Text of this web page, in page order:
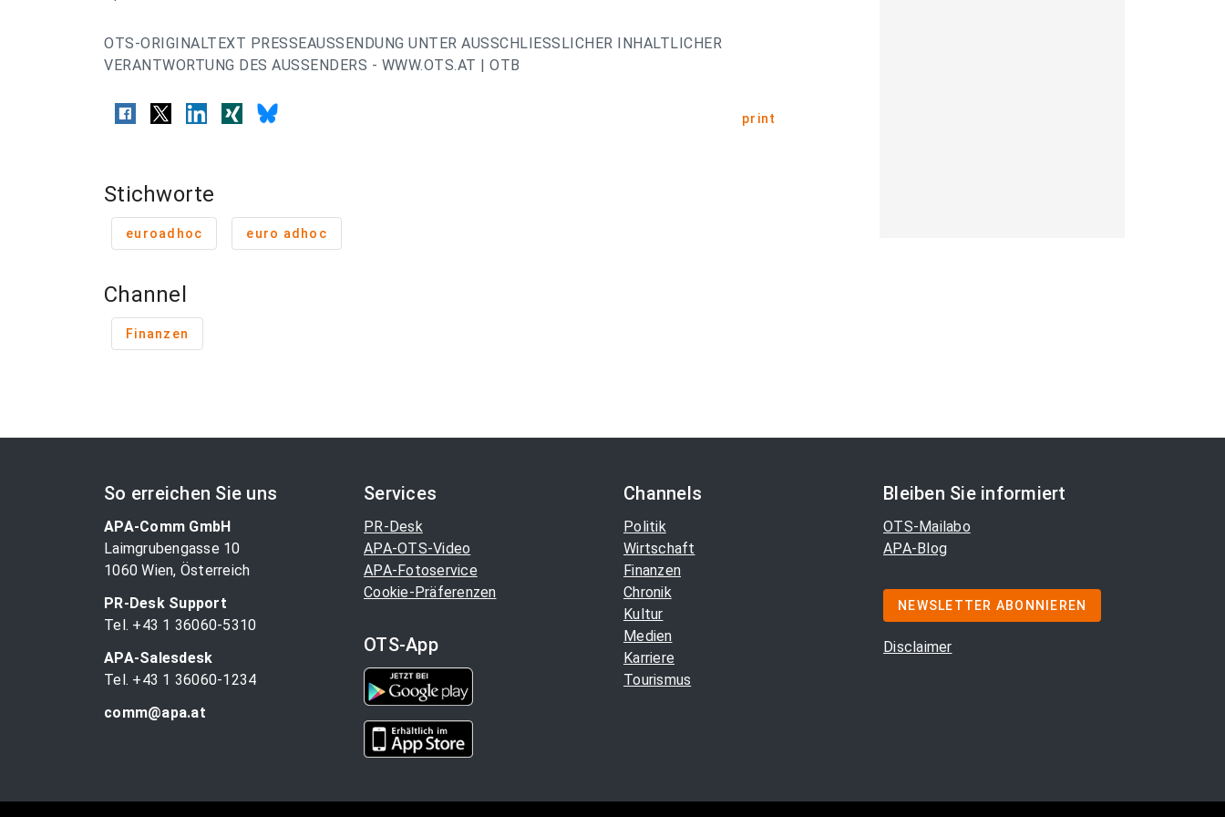
OTS-ORIGINALTEXT PRESSEAUSSENDUNG UNTER AUSSCHLIESSLICHER INHALTLICHER
VERANTWORTUNG DES AUSSENDERS - WWW.OTS.AT | OTB
print
Stichworte
euroadhoc euro adhoc
Channel
Finanzen
So erreichen Sie uns
APA-Comm GmbH
Laimgrubengasse 10
1060 Wien, Österreich
PR-Desk Support
Tel. +43 1 36060-5310
APA-Salesdesk
Tel. +43 1 36060-1234
comm@apa.at
Services
PR-Desk
APA-OTS-Video
APA-Fotoservice
Cookie-Präferenzen
OTS-App
Channels
Politik
Wirtschaft
Finanzen
Chronik
Kultur
Medien
Karriere
Tourismus
Bleiben Sie informiert
OTS-Mailabo
APA-Blog
NEWSLETTER ABONNIEREN
Disclaimer